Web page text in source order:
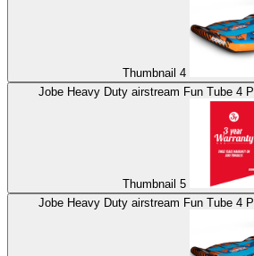
Thumbnail 4
Jobe Heavy Duty airstream Fun Tube 4
Thumbnail 5
Jobe Heavy Duty airstream Fun Tube 4